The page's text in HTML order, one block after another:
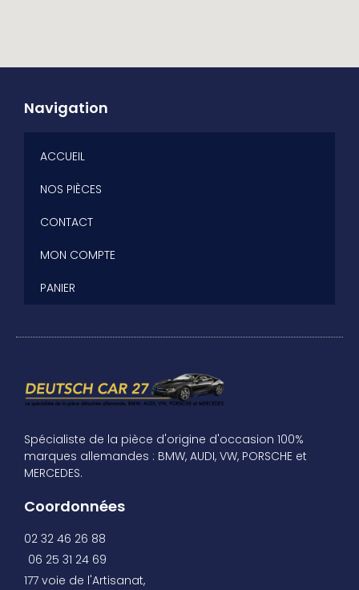
Navigation
ACCUEIL
NOS PIÈCES
CONTACT
MON COMPTE
PANIER
Spécialiste de la pièce d'origine d'occasion 100%
marques allemandes : BMW, AUDI, VW, PORSCHE et
MERCEDES.
Coordonnées
02 32 46 26 88
06 25 31 24 69
177 voie de l'Artisanat,